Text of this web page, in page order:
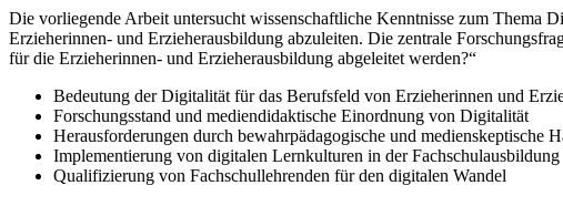
Die vorliegende Arbeit untersucht wissenschaftliche Kenntnisse zum Thema
Erzieherinnen- und Erzieherausbildung abzuleiten. Die zentrale
für die Erzieherinnen- und Erzieherausbildung abgeleitet werden?“
Bedeutung der Digitalität für das Berufsfeld von Erzieherinnen und
Forschungsstand und mediendidaktische Einordnung von Digitalität
Herausforderungen durch bewahrpädagogische und medienskeptische
Implementierung von digitalen Lernkulturen in der Fachschulausbildung
Qualifizierung von Fachschullehrenden für den digitalen Wandel